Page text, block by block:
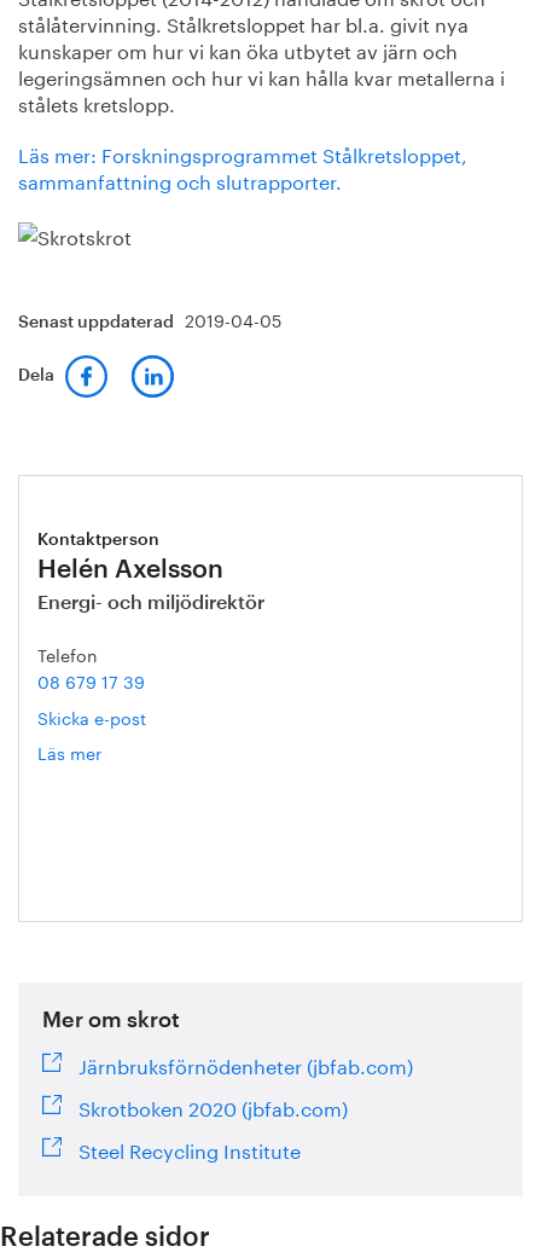
stålåtervinning. Stålkretsloppet har bl.a. givit nya
kunskaper om hur vi kan öka utbytet av järn och
legeringsämnen och hur vi kan hålla kvar metallerna i
stålets kretslopp.
Läs mer: Forskningsprogrammet Stålkretsloppet,
sammanfattning och slutrapporter.
Senast uppdaterad 2019-04-05
Dela
Kontaktperson
Helén Axelsson
Energi- och miljödirektör
Telefon
08 679 17 39
Skicka e-post
Läs mer
Mer om skrot
Järnbruksförnödenheter (jbfab.com)
Skrotboken 2020 (jbfab.com)
Steel Recycling Institute
Relaterade sidor